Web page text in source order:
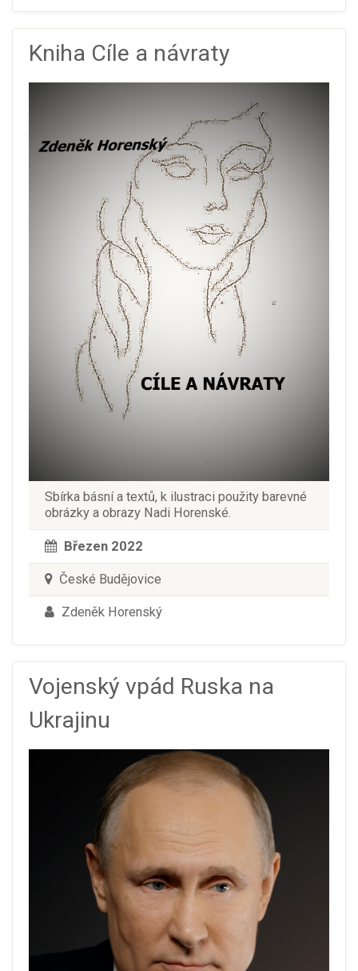
Kniha Cíle a návraty
Sbírka básní a textů, k ilustraci použity barevné
obrázky a obrazy Nadi Horenské.
Březen 2022
České Budějovice
Zdeněk Horenský
Vojenský vpád Ruska na
Ukrajinu